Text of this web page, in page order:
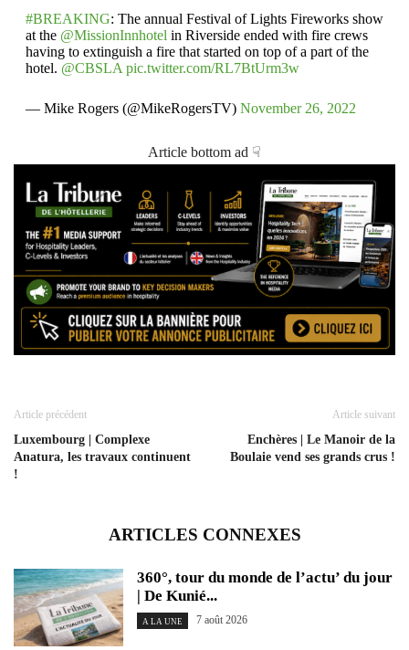
#BREAKING: The annual Festival of Lights Fireworks show
at the @MissionInnhotel in Riverside ended with fire crews
having to extinguish a fire that started on top of a part of the
hotel. @CBSLA pic.twitter.com/RL7BtUrm3w
— Mike Rogers (@MikeRogersTV) November 26, 2022
Article bottom ad ☟
Article précédent
Luxembourg | Complexe
Anatura, les travaux continuent
!
Article suivant
Enchères | Le Manoir de la
Boulaie vend ses grands crus !
ARTICLES CONNEXES
360°, tour du monde de l’actu’ du jour
| De Kunié...
A LA UNE 7 août 2026